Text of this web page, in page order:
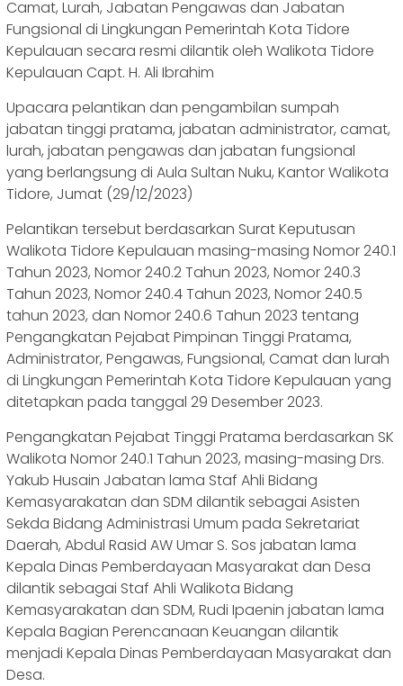
Camat, Lurah, Jabatan Pengawas dan Jabatan
Fungsional di Lingkungan Pemerintah Kota Tidore
Kepulauan secara resmi dilantik oleh Walikota Tidore
Kepulauan Capt. H. Ali Ibrahim
Upacara pelantikan dan pengambilan sumpah
jabatan tinggi pratama, jabatan administrator, camat,
lurah, jabatan pengawas dan jabatan fungsional
yang berlangsung di Aula Sultan Nuku, Kantor Walikota
Tidore, Jumat (29/12/2023)
Pelantikan tersebut berdasarkan Surat Keputusan
Walikota Tidore Kepulauan masing-masing Nomor 240.1
Tahun 2023, Nomor 240.2 Tahun 2023, Nomor 240.3
Tahun 2023, Nomor 240.4 Tahun 2023, Nomor 240.5
tahun 2023, dan Nomor 240.6 Tahun 2023 tentang
Pengangkatan Pejabat Pimpinan Tinggi Pratama,
Administrator, Pengawas, Fungsional, Camat dan lurah
di Lingkungan Pemerintah Kota Tidore Kepulauan yang
ditetapkan pada tanggal 29 Desember 2023.
Pengangkatan Pejabat Tinggi Pratama berdasarkan SK
Walikota Nomor 240.1 Tahun 2023, masing-masing Drs.
Yakub Husain Jabatan lama Staf Ahli Bidang
Kemasyarakatan dan SDM dilantik sebagai Asisten
Sekda Bidang Administrasi Umum pada Sekretariat
Daerah, Abdul Rasid AW Umar S. Sos jabatan lama
Kepala Dinas Pemberdayaan Masyarakat dan Desa
dilantik sebagai Staf Ahli Walikota Bidang
Kemasyarakatan dan SDM, Rudi Ipaenin jabatan lama
Kepala Bagian Perencanaan Keuangan dilantik
menjadi Kepala Dinas Pemberdayaan Masyarakat dan
Desa.